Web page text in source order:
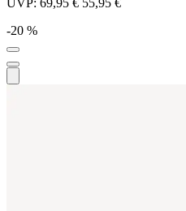
UVP: 69,95 € 55,95 €
-20 %